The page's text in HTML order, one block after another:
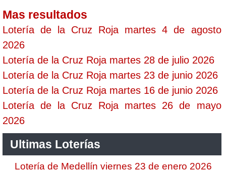
Mas resultados
Lotería de la Cruz Roja martes 4 de agosto
2026
Lotería de la Cruz Roja martes 28 de julio 2026
Lotería de la Cruz Roja martes 23 de junio 2026
Lotería de la Cruz Roja martes 16 de junio 2026
Lotería de la Cruz Roja martes 26 de mayo
2026
Ultimas Loterías
Lotería de Medellín viernes 23 de enero 2026